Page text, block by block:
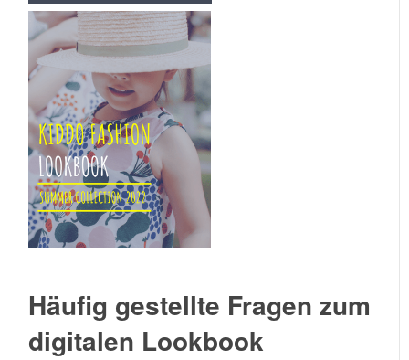
Häufig gestellte Fragen zum
digitalen Lookbook